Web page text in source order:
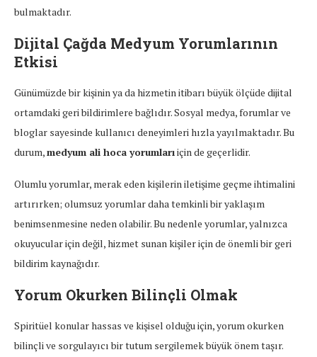
bulmaktadır.
Dijital Çağda Medyum Yorumlarının
Etkisi
Günümüzde bir kişinin ya da hizmetin itibarı büyük ölçüde dijital
ortamdaki geri bildirimlere bağlıdır. Sosyal medya, forumlar ve
bloglar sayesinde kullanıcı deneyimleri hızla yayılmaktadır. Bu
durum,medyum ali hoca yorumlarıiçin de geçerlidir.
Olumlu yorumlar, merak eden kişilerin iletişime geçme ihtimalini
artırırken; olumsuz yorumlar daha temkinli bir yaklaşım
benimsenmesine neden olabilir. Bu nedenle yorumlar, yalnızca
okuyucular için değil, hizmet sunan kişiler için de önemli bir geri
bildirim kaynağıdır.
Yorum Okurken Bilinçli Olmak
Spiritüel konular hassas ve kişisel olduğu için, yorum okurken
bilinçli ve sorgulayıcı bir tutum sergilemek büyük önem taşır.